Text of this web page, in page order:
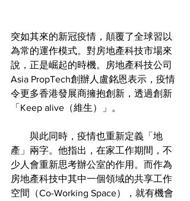
突如其來的新冠疫情，顛覆了全球習以
為常的運作模式。對房地產科技市場來
說，正是崛起的時機。房地產科技公司
Asia PropTech創辦人盧銘恩表示，疫情
令更多香港發展商擁抱創新，透過創新
「Keep alive（維生）」。
與此同時，疫情也重新定義「地
產」兩字。他指出，在家工作期間，不
少人會重新思考辦公室的作用。而作為
房地產科技中其中一個領域的共享工作
空間（Co-Working Space），就有機會